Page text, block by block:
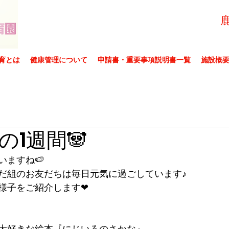
とは 健康管理について 申請書・重要事項説明書一覧 施設概要
1週間🐼
ますね🍉
組のお友だちは毎日元気に過ごしています♪
子をご紹介します❤